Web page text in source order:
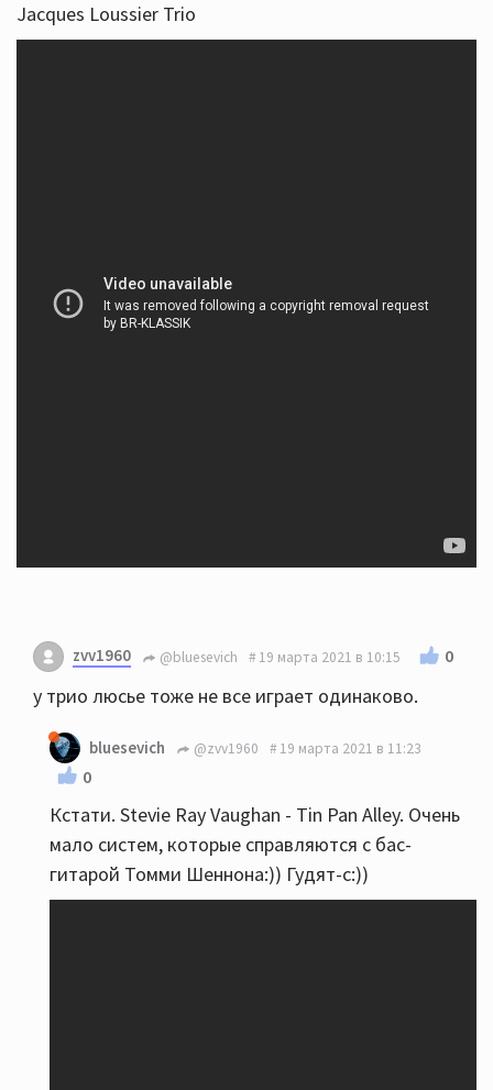
Jacques Loussier Trio
zvv1960 @bluesevich 19 марта 2021 в 10:15 0
у трио люсье тоже не все играет одинаково.
bluesevich @zvv1960 19 марта 2021 в 11:23
0
Кстати. Stevie Ray Vaughan - Tin Pan Alley. Очень
мало систем, которые справляются с бас-
гитарой Томми Шеннона:)) Гудят-с:))